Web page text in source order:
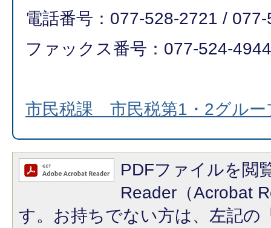
電話番号：077-528-2721 /
ファックス番号：077-524-4944
市民税課 市民税第1・2グルー
PDFファイルを閲
Reader（Acrobat
す。お持ちでない方は、左記の